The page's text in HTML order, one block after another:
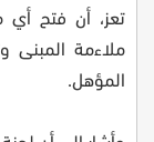
تعز، أن فتح أي
ملاءمة المبنى
المؤهل.